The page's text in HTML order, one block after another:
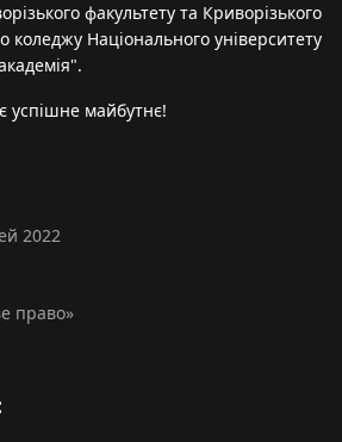
факультету та Криворізького
коледжу Національного університету
успішне майбутнє!
2022
право»